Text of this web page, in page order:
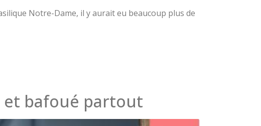
Notre-Dame, il y aurait eu beaucoup plus de
et bafoué partout